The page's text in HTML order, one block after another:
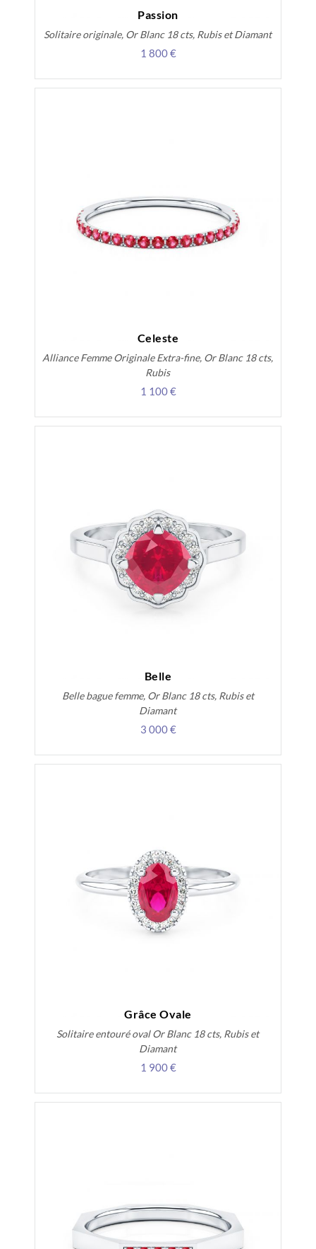
Passion
Solitaire originale, Or Blanc 18 cts, Rubis et Diamant
1 800 €
Celeste
Alliance Femme Originale Extra-fine, Or Blanc 18 cts,
Rubis
1 100 €
Belle
Belle bague femme, Or Blanc 18 cts, Rubis et
Diamant
3 000 €
Grâce Ovale
Solitaire entouré oval Or Blanc 18 cts, Rubis et
Diamant
1 900 €